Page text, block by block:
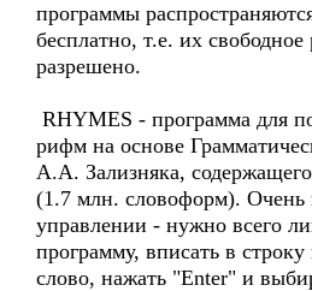
программы
бесплатно, т.е. их свободное
разрешено.
RHYMES - программа для
рифм на основе
А.А. Зализняка,
(1.7 млн. словоформ). Очень
управлении - нужно всего
программу, вписать в
слово, нажать "Enter" и